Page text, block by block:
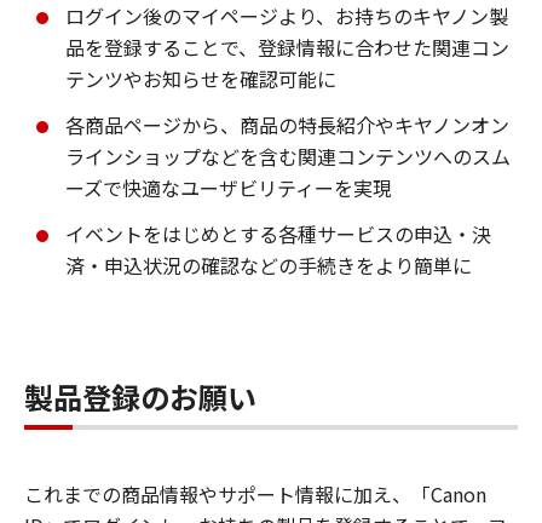
ログイン後のマイページより、お持ちのキヤノン製
品を登録することで、登録情報に合わせた関連コン
テンツやお知らせを確認可能に
各商品ページから、商品の特長紹介やキヤノンオン
ラインショップなどを含む関連コンテンツへのスム
ーズで快適なユーザビリティーを実現
イベントをはじめとする各種サービスの申込・決
済・申込状況の確認などの手続きをより簡単に
製品登録のお願い
これまでの商品情報やサポート情報に加え、「Canon